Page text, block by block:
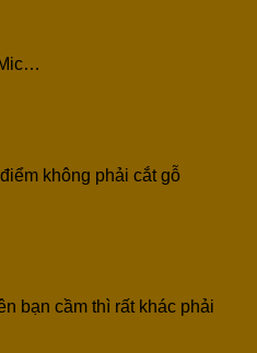
không phải cắt gỗ
bạn cầm thì rất khác phải